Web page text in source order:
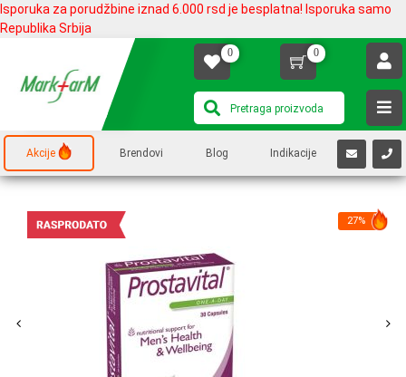
Isporuka za porudžbine iznad 6.000 rsd je besplatna! Isporuka samo
Republika Srbija
0 0
Akcije Brendovi Blog Indikacije
27%